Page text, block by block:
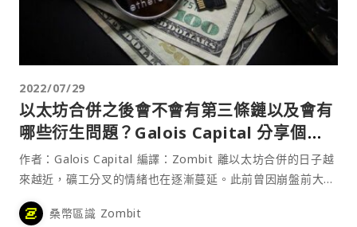
2022/07/29
以太坊合併之後會不會有第三條鏈以及會有
哪些衍生問題？Galois Capital 分享個人
解讀
作者：Galois Capital 編譯：Zombit 離以太坊合併的日子越
來越近，礦工分叉的情緒也在逐漸蔓延。此前曾因崩盤前大力
抨擊 Terra 一炮而紅的 Galois Capital 在推特上針對此事發
佈了一系列相關問題與個人見解。讓大家一起思考，⋯
桑幣區識 Zombit